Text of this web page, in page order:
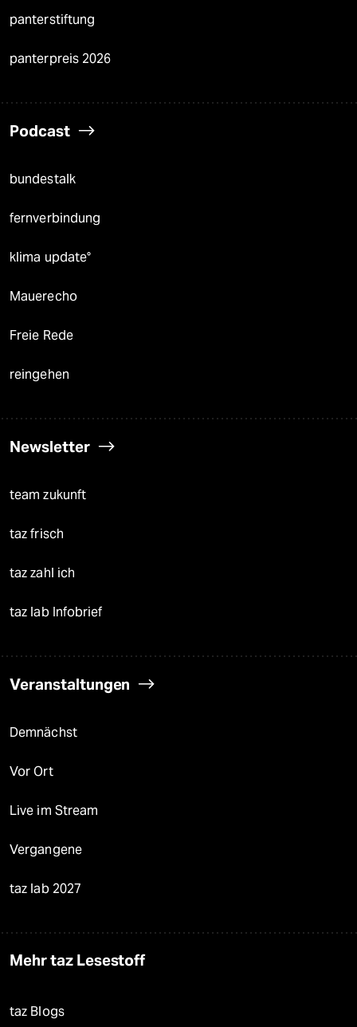
panterstiftung
panterpreis 2026
Podcast
bundestalk
fernverbindung
klima update°
Mauerecho
Freie Rede
reingehen
Newsletter
team zukunft
taz frisch
taz zahl ich
taz lab Infobrief
Veranstaltungen
Demnächst
Vor Ort
Live im Stream
Vergangene
taz lab 2027
Mehr taz Lesestoff
taz Blogs